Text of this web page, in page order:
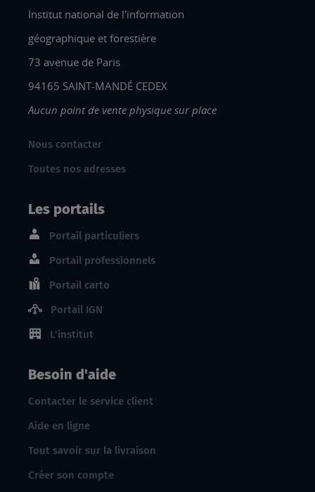
Institut national de l'information
géographique et forestière
73 avenue de Paris
94165 SAINT-MANDÉ CEDEX
Aucun point de vente physique sur place
Nous contacter
Toutes nos adresses
Les portails
Portail particuliers
Portail professionnels
Portail carto
Portail IGN
L'institut
Besoin d'aide
Contacter le service client
Aide en ligne
Tout savoir sur la livraison
Créer son compte